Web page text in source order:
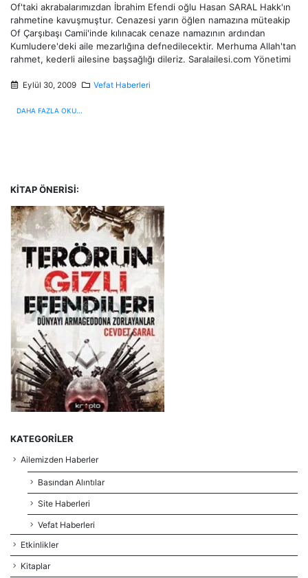
Of'taki akrabalarımızdan İbrahim Efendi oğlu Hasan SARAL Hakk'ın
rahmetine kavuşmuştur. Cenazesi yarın öğlen namazına müteakip
Of Çarşıbaşı Camii'inde kılınacak cenaze namazının ardından
Kumludere'deki aile mezarlığına defnedilecektir. Merhuma Allah'tan
rahmet, kederli ailesine başsağlığı dileriz. Saralailesi.com Yönetimi
Eylül 30, 2009 Vefat Haberleri
DAHA FAZLA OKU...
KITAP ÖNERISI:
KATEGORILER
Ailemizden Haberler
Basından Alıntılar
Site Haberleri
Vefat Haberleri
Etkinlikler
Kitaplar